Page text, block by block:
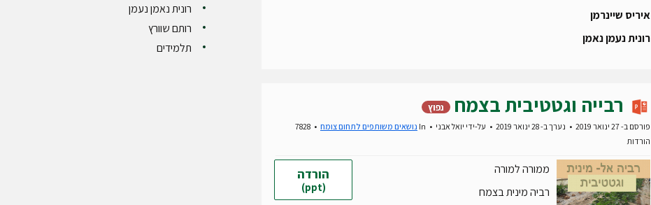
איריס שיינרמן
רונית נעמן נאמן
רבייה וגטטיבית בצמח נפוץ
פורסם ב- 27 ינואר 2019 נערך ב- 28 ינואר 2019 על-ידי יואל אבני נושאים משותפים לתחום צומח
7828
הורדות
הורדה
(ppt)
ממורה למורה
רביה מינית בצמח
רונית נאמן נעמן
רותם שוורץ
תלמידים